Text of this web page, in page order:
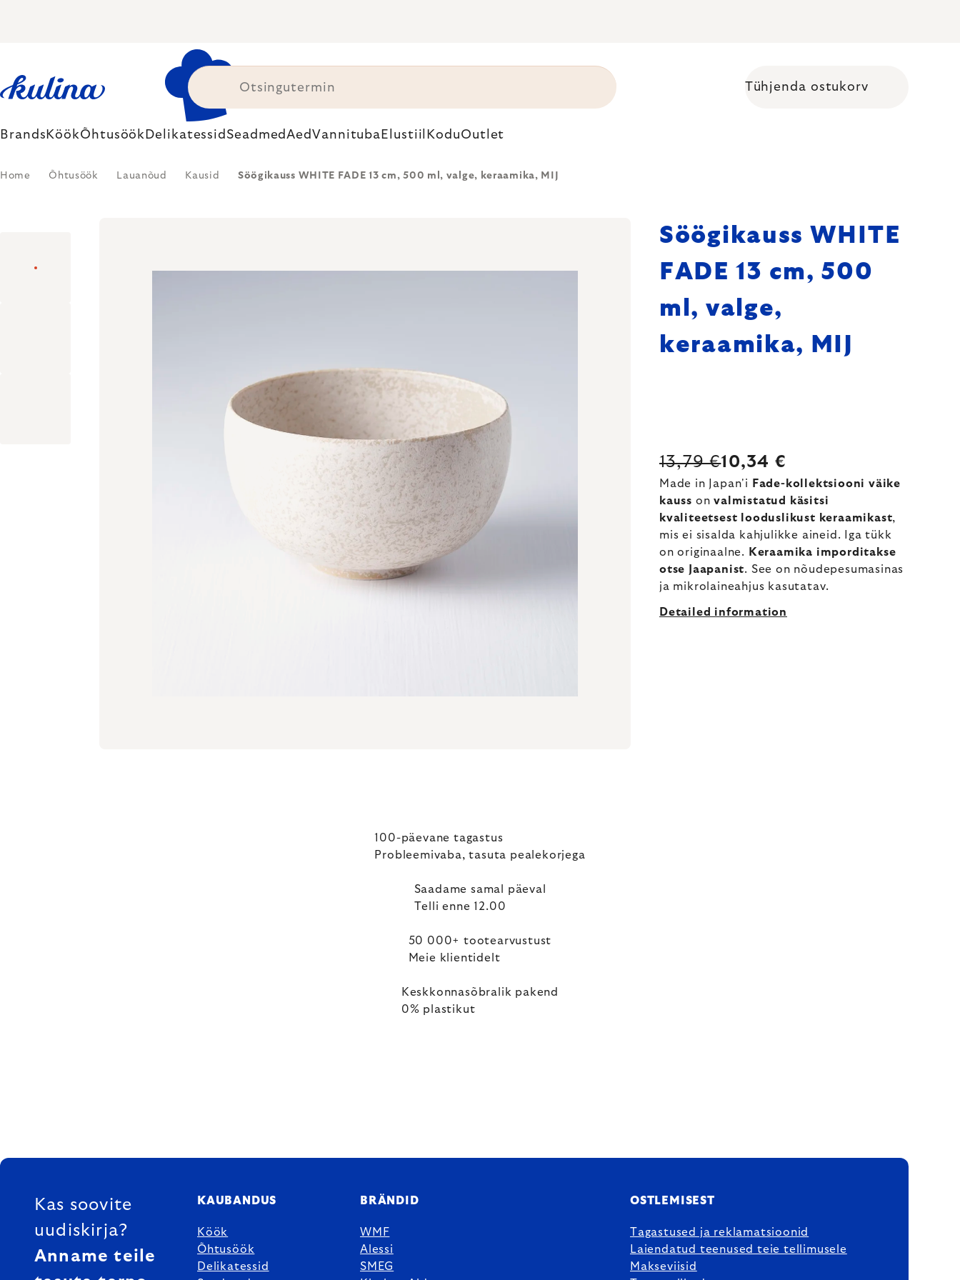
Tühjenda ostukorv
Brands KöökÕhtusöök Delikatessid SeadmedAedVannituba Elustiil KoduOutlet
Home Õhtusöök Lauanõud Kausid Söögikauss WHITE FADE 13 cm, 500 ml, valge, keraamika, MIJ
Söögikauss WHITE
FADE 13 cm, 500
ml, valge,
keraamika, MIJ
13,79 €10,34 €
Made in Japan'i
Fade-kollektsiooni väike
kauss onvalmistatud käsitsi
kvaliteetsest looduslikust keraamikast,
mis ei sisalda kahjulikke aineid. Iga tükk
on originaalne.
Keraamika imporditakse
otse Jaapanist. See on nõudepesumasinas
ja mikrolaineahjus kasutatav.
Detailed information
100-päevane tagastus
Probleemivaba, tasuta pealekorjega
Saadame samal päeval
Telli enne 12.00
50 000+ tootearvustust
Meie klientidelt
Keskkonnasõbralik pakend
0% plastikut
FOOTER
Kas soovite
uudiskirja?
Anname teile
KAUBANDUS
Köök
Õhtusöök
Delikatessid
BRÄNDID
WMF
Alessi
SMEG
OSTLEMISEST
Tagastused ja reklamatsioonid
Laiendatud teenused teie tellimusele
Makseviisid